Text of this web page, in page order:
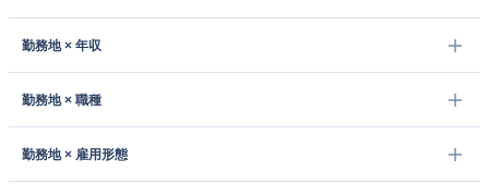
勤務地 × 年収
勤務地 × 職種
勤務地 × 雇用形態